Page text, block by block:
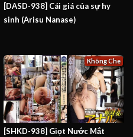
[DASD-938] Cái giá của sự hy
sinh (Arisu Nanase)
[SHKD-938] Giọt Nước Mắt
Không Che